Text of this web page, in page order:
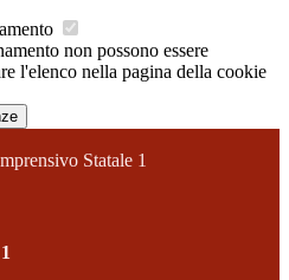
non possono essere
l'elenco nella pagina della cookie
Statale 1